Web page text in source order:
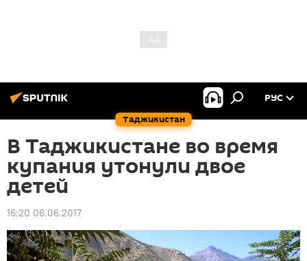
Таджикистан
РУС
В Таджикистане во время
купания утонули двое
детей
16:20 06.06.2017